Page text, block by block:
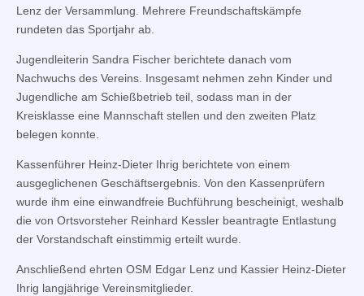
Lenz der Versammlung. Mehrere Freundschaftskämpfe
rundeten das Sportjahr ab.
Jugendleiterin Sandra Fischer berichtete danach vom
Nachwuchs des Vereins. Insgesamt nehmen zehn Kinder und
Jugendliche am Schießbetrieb teil, sodass man in der
Kreisklasse eine Mannschaft stellen und den zweiten Platz
belegen konnte.
Kassenführer Heinz-Dieter Ihrig berichtete von einem
ausgeglichenen Geschäftsergebnis. Von den Kassenprüfern
wurde ihm eine einwandfreie Buchführung bescheinigt, weshalb
die von Ortsvorsteher Reinhard Kessler beantragte Entlastung
der Vorstandschaft einstimmig erteilt wurde.
Anschließend ehrten OSM Edgar Lenz und Kassier Heinz-Dieter
Ihrig langjährige Vereinsmitglieder.